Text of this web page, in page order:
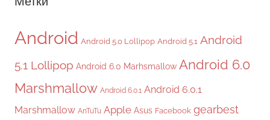
Android Android 5.0 Lollipop Android 5.1 Android
5.1 Lollipop Android 6.0 Marhsmallow Android 6.0
Marshmallow Android 6.0.1 Android 6.0.1
Marshmallow AnTuTu Apple Asus Facebook gearbest